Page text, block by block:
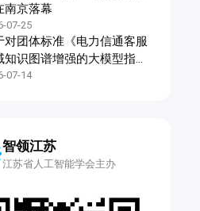
南京落幕
07-25
对团体标准《电力信通客服
知识图谱增强的大模型指令
技术规范》公开征求意见的
07-14
智领江苏
江苏省人工智能学会主办